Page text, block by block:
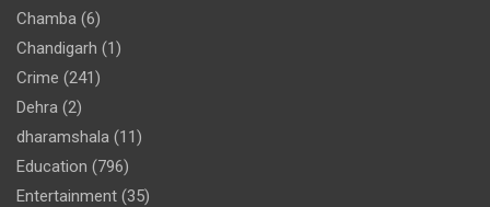
Chamba (6)
Chandigarh (1)
Crime (241)
Dehra (2)
dharamshala (11)
Education (796)
Entertainment (35)